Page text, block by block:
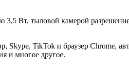
3,5 Вт, тыловой камерой
TikTok и браузер Chrome,
и многое другое.